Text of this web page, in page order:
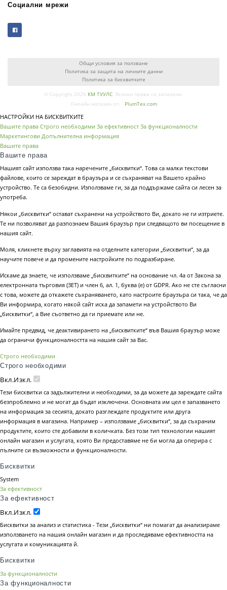
Социални мрежи
Общи условия за ползване
Политика за защита на личните данни
Политика за бисквитките
© Copyright 2026 КМ ТУУЛС. Всички права са запазени.
Онлайн магазин от:
PlumTex.com
НАСТРОЙКИ НА БИСКВИТКИТЕ
Вашите права Строго необходими За ефективност За функционалности
Маркетингови Допълнителна информация
Вашите права
Вашите права
Нашият сайт използва така наречените „бисквитки“. Това са малки текстови
файлове, които се зареждат в браузъра и се съхраняват на Вашето крайно
устройство. Те са безобидни. Използваме ги, за да поддържаме сайта си лесен за
употреба.
Някои „бисквитки“ остават съхранени на устройството Ви, докато не ги изтриете.
Те ни позволяват да разпознаем Вашия браузър при следващото ви посещение в
нашия сайт.
Моля, кликнете върху заглавията на отделните категории „бисквитки“, за да
научите повече и да промените настройките по подразбиране.
Искаме да знаете, че използваме „бисквитките“ на основание чл. 4а от Закона за
електронната търговия (ЗЕТ) и член 6, ал. 1, буква (е) от GDPR. Ако не сте съгласни
с това, можете да откажете съхраняването, като настроите браузъра си така, че да
Ви информира, когато някой сайт иска да запамети на устройството Ви
„бисквитки“, а Вие съответно да ги приемате или не.
Имайте предвид, че деактивирането на „бисквитките“ във Вашия браузър може
да ограничи функционалността на нашия сайт за Вас.
Строго необходими
Строго необходими
Вкл.Изкл.
Тези бисквитки са задължителни и необходими, за да можете да зареждате сайта
безпроблемно и не могат да бъдат изключени. Основната им цел е запазването
на информация за сесията, докато разглеждате продуктите или друга
информация в магазина. Например – използваме „бисквитки“, за да съхраним
продуктите, които сте добавили в количката. Без този тип технологии нашият
онлайн магазин и услугата, която Ви предоставяме не би могла да оперира с
пълните си възможности и функционалности.
Бисквитки
System
За ефективност
За ефективност
Вкл.Изкл.
Бисквитки за анализ и статистика - Тези „бисквитки“ ни помагат да анализираме
използването на нашия онлайн магазин и да проследяваме ефективността на
услугата и комуникацията й.
Бисквитки
За функционалности
За функционалности